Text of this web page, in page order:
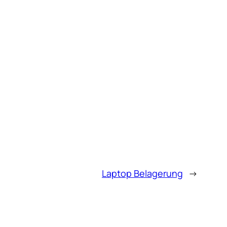
Laptop Belagerung →